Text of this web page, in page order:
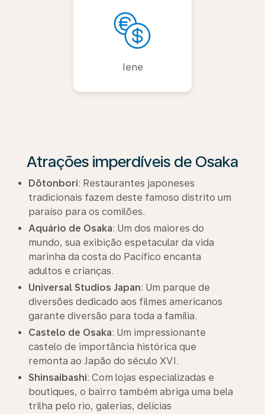
Iene
Atrações imperdíveis de Osaka
Dōtonbori: Restaurantes japoneses
tradicionais fazem deste famoso distrito um
paraíso para os comilões.
Aquário de Osaka: Um dos maiores do
mundo, sua exibição espetacular da vida
marinha da costa do Pacífico encanta
adultos e crianças.
Universal Studios Japan: Um parque de
diversões dedicado aos filmes americanos
garante diversão para toda a família.
Castelo de Osaka: Um impressionante
castelo de importância histórica que
remonta ao Japão do século XVI.
Shinsaibashi: Com lojas especializadas e
boutiques, o bairro também abriga uma bela
trilha pelo rio, galerias, delícias